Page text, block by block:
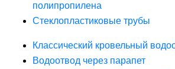
полипропилена
Стеклопластиковые трубы
Классический кровельный
Водоотвод через парапет